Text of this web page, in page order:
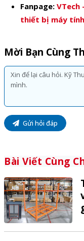
Fanpage: VTech
thiết bị máy tính
Mời Bạn Cùng
Gửi hỏi đáp
Bài Viết Cùng